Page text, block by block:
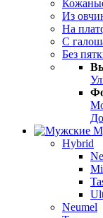
Из
На
С
Без
Hybrid
Neumel